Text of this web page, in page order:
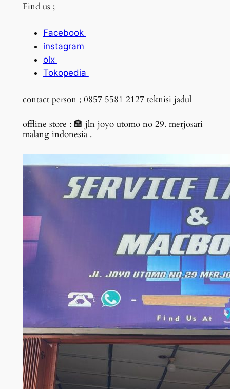
Find us ;
Facebook
instagram
olx
Tokopedia
contact person ; 0857 5581 2127 teknisi jadul
offline store : 🏣 jln joyo utomo no 29. merjosari
malang indonesia .